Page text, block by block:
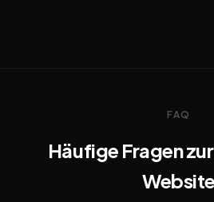
FAQ
Häufige Fragen
Website